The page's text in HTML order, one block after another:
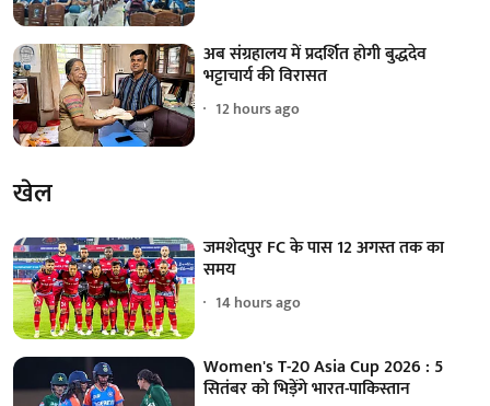
अब संग्रहालय में प्रदर्शित होगी बुद्धदेव
भट्टाचार्य की विरासत
12 hours ago
खेल
जमशेदपुर FC के पास 12 अगस्त तक का
समय
14 hours ago
Women's T-20 Asia Cup 2026 : 5
सितंबर को भिड़ेंगे भारत-पाकिस्तान